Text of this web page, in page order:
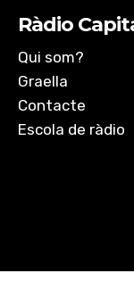
Ràdio
Qui som?
Graella
Contacte
Escola de ràdio